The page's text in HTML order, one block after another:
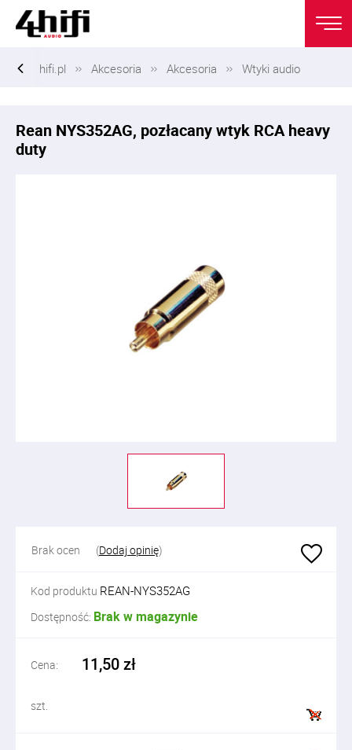
hifi.pl Akcesoria Akcesoria Wtyki audio
Rean NYS352AG, pozłacany wtyk RCA heavy
duty
Brak ocen (Dodaj opinię)
Kod produktu REAN-NYS352AG
Dostępność: Brak w magazynie
Cena: 11,50 zł
szt.